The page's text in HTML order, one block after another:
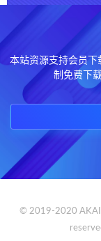
本站资源支持会员下
制免费下
© 2019-2020